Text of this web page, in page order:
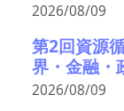
2026/08/09
第2回資源
界・金融・
2026/08/09